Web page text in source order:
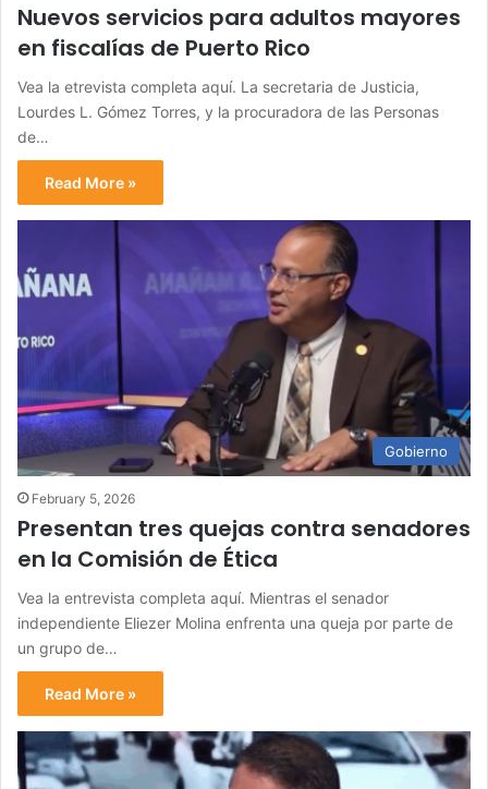
Nuevos servicios para adultos mayores
en fiscalías de Puerto Rico
Vea la etrevista completa aquí. La secretaria de Justicia,
Lourdes L. Gómez Torres, y la procuradora de las Personas
de…
Read More »
Gobierno
February 5, 2026
Presentan tres quejas contra senadores
en la Comisión de Ética
Vea la entrevista completa aquí. Mientras el senador
independiente Eliezer Molina enfrenta una queja por parte de
un grupo de…
Read More »